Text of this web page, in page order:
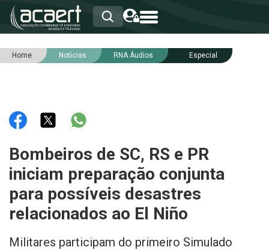
HOME
RNA
NOTÍCIAS
SERVIÇOS
INTEGRIDADE
Home Notícias RNA Áudios Especial
Bombeiros de SC, RS e PR
iniciam preparação conjunta
para possíveis desastres
relacionados ao El Niño
Militares participam do primeiro Simulado